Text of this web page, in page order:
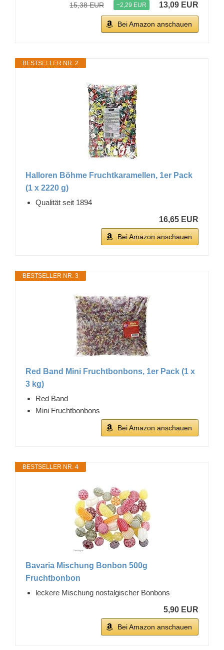
15,38 EUR −2,29 EUR 13,09 EUR
Bei Amazon anschauen
BESTSELLER NR. 2
Halloren Böhme Fruchtkaramellen, 1er Pack
(1 x 2220 g)
Qualität seit 1894
16,65 EUR
Bei Amazon anschauen
BESTSELLER NR. 3
Red Band Mini Fruchtbonbons, 1er Pack (1 x
3 kg)
Red Band
Mini Fruchtbonbons
Bei Amazon anschauen
BESTSELLER NR. 4
Bavaria Mischung Bonbon 500g
Fruchtbonbon
leckere Mischung nostalgischer Bonbons
5,90 EUR
Bei Amazon anschauen